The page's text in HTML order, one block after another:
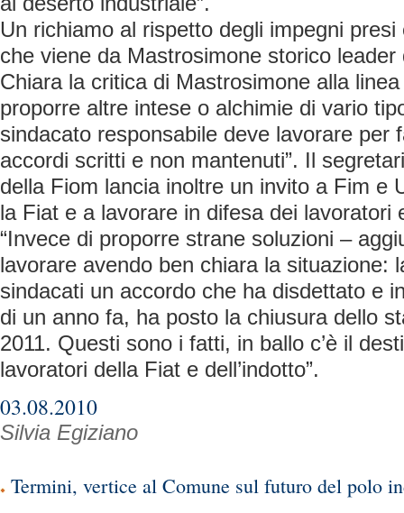
Un richiamo al rispetto degli impegni
che viene da Mastrosimone storico leader
Chiara la critica di Mastrosimone alla
proporre altre intese o alchimie di vario
sindacato responsabile deve lavorare per
accordi scritti e non mantenuti”. Il
della Fiom lancia inoltre un invito a Fim e
la Fiat e a lavorare in difesa dei lavoratori
“Invece di proporre strane soluzioni –
lavorare avendo ben chiara la situazione:
sindacati un accordo che ha disdettato e
di un anno fa, ha posto la chiusura dello
2011. Questi sono i fatti, in ballo c’è il
lavoratori della Fiat e dell’indotto”.
03.08.2010
Silvia Egiziano
Termini, vertice al Comune sul futuro del polo